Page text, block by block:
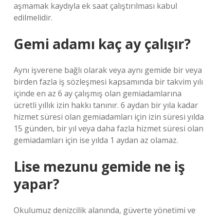
aşmamak kaydıyla ek saat çalıştırılması kabul
edilmelidir.
Gemi adamı kaç ay çalışır?
Aynı işverene bağlı olarak veya aynı gemide bir veya
birden fazla iş sözleşmesi kapsamında bir takvim yılı
içinde en az 6 ay çalışmış olan gemiadamlarına
ücretli yıllık izin hakkı tanınır. 6 aydan bir yıla kadar
hizmet süresi olan gemiadamları için izin süresi yılda
15 günden, bir yıl veya daha fazla hizmet süresi olan
gemiadamları için ise yılda 1 aydan az olamaz.
Lise mezunu gemide ne iş
yapar?
Okulumuz denizcilik alanında, güverte yönetimi ve